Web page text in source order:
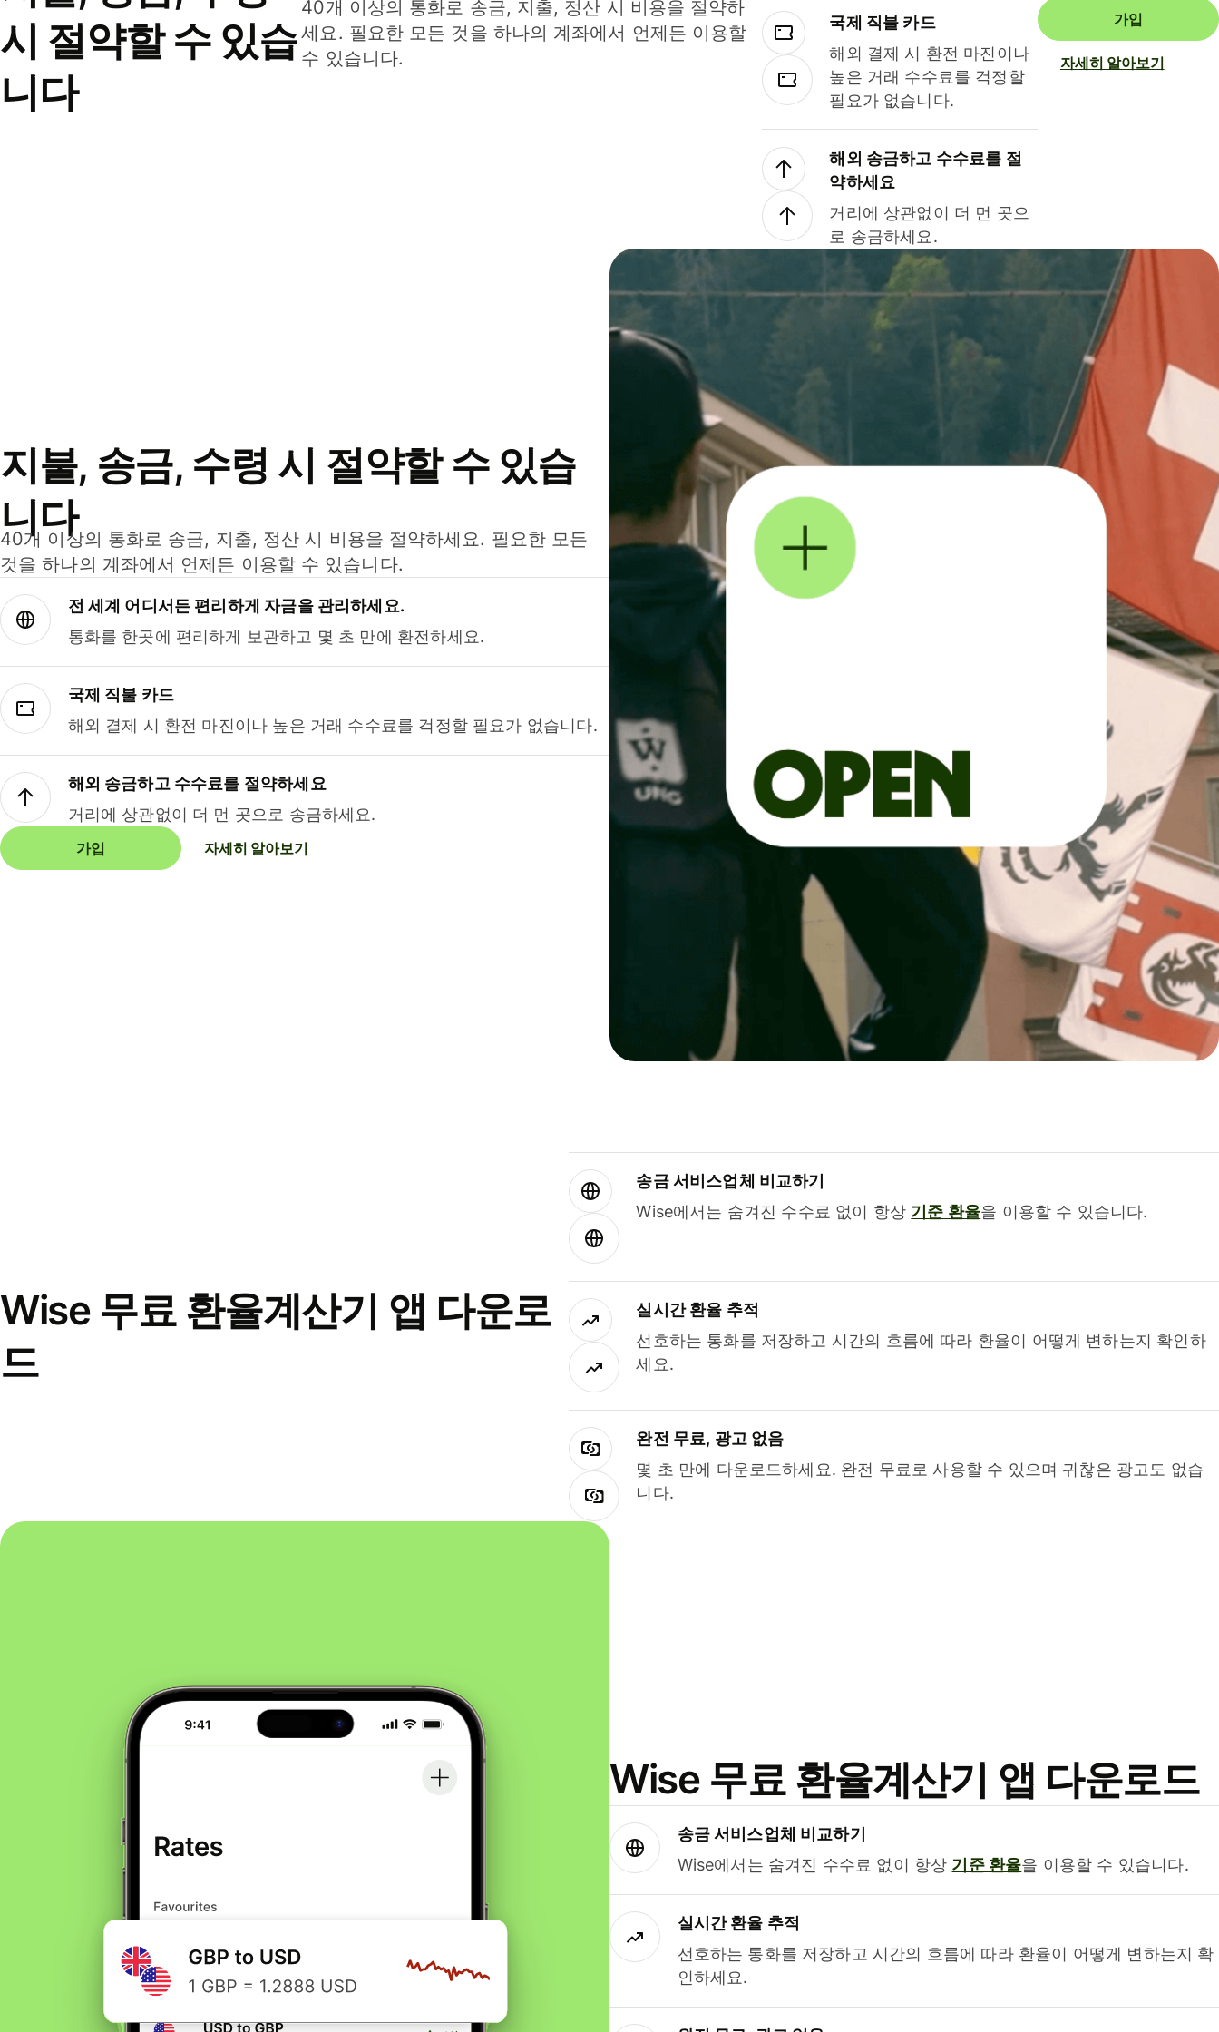
시 절약할 수 있습
니다
40개 이상의 통화로 송금, 지출, 정산 시 비용을 절약하
세요. 필요한 모든 것을 하나의 계좌에서 언제든 이용할
수 있습니다.
국제 직불 카드
해외 결제 시 환전 마진이나
높은 거래 수수료를 걱정할
필요가 없습니다.
해외 송금하고 수수료를 절
약하세요
거리에 상관없이 더 먼 곳으
로 송금하세요.
가입
자세히 알아보기
지불, 송금, 수령 시 절약할 수 있습
니다
40개 이상의 통화로 송금, 지출, 정산 시 비용을 절약하세요. 필요한 모든
것을 하나의 계좌에서 언제든 이용할 수 있습니다.
전 세계 어디서든 편리하게 자금을 관리하세요.
통화를 한곳에 편리하게 보관하고 몇 초 만에 환전하세요.
국제 직불 카드
해외 결제 시 환전 마진이나 높은 거래 수수료를 걱정할 필요가 없습니다.
해외 송금하고 수수료를 절약하세요
거리에 상관없이 더 먼 곳으로 송금하세요.
가입 자세히 알아보기
Wise 무료 환율계산기 앱 다운로
드
송금 서비스업체 비교하기
Wise에서는 숨겨진 수수료 없이 항상 기준 환율을 이용할 수 있습니다.
실시간 환율 추적
선호하는 통화를 저장하고 시간의 흐름에 따라 환율이 어떻게 변하는지 확인하
세요.
완전 무료, 광고 없음
몇 초 만에 다운로드하세요. 완전 무료로 사용할 수 있으며 귀찮은 광고도 없습
니다.
Wise 무료 환율계산기 앱 다운로드
송금 서비스업체 비교하기
Wise에서는 숨겨진 수수료 없이 항상 기준 환율을 이용할 수 있습니다.
실시간 환율 추적
선호하는 통화를 저장하고 시간의 흐름에 따라 환율이 어떻게 변하는지 확
인하세요.